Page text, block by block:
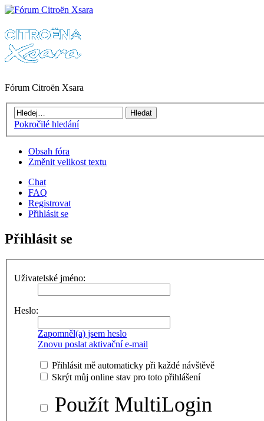
Fórum Citroën Xsara
Pokročilé hledání
Obsah fóra
Změnit velikost textu
Chat
FAQ
Registrovat
Přihlásit se
Přihlásit se
Uživatelské jméno:
Heslo:
Zapomněl(a) jsem heslo
Znovu poslat aktivační e-mail
Přihlásit mě automaticky při každé návštěvě
Skrýt můj online stav pro toto přihlášení
Použít MultiLogin